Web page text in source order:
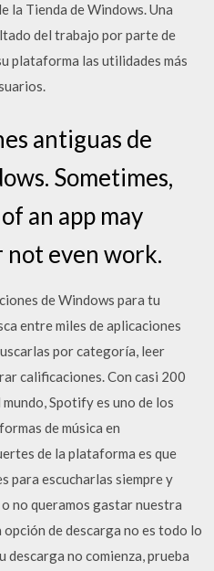
la Tienda de Windows. Una
del trabajo por parte de
plataforma las utilidades más
antiguas de
Sometimes,
an app may
not even work.
de Windows para tu
entre miles de aplicaciones
por categoría, leer
calificaciones. Con casi 200
Spotify es uno de los
de música en
de la plataforma es que
para escucharlas siempre y
no queramos gastar nuestra
de descarga no es todo lo
descarga no comienza, prueba